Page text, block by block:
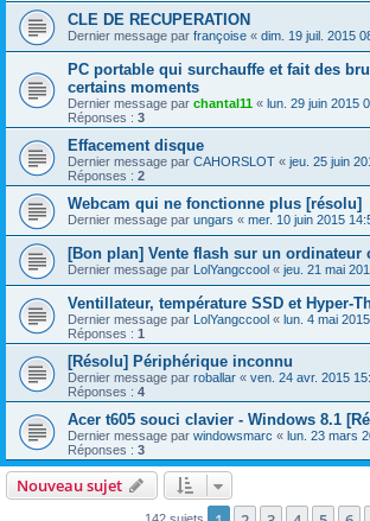
CLE DE RECUPERATION
Dernier message par françoise « dim. 19 juil. 2015
PC portable qui surchauffe et fait des
certains moments
Dernier message par chantal11 « lun. 29 juin 2015
Réponses : 3
Effacement disque
Dernier message par CAHORSLOT « jeu. 25 juin
Réponses : 2
Webcam qui ne fonctionne plus [résolu]
Dernier message par ungars « mer. 10 juin 2015
[Bon plan] Vente flash sur un ordinateur
Dernier message par LolYangccool « jeu. 21 mai
Ventillateur, température SSD et Hyper-
Dernier message par LolYangccool « lun. 4 mai
Réponses : 1
[Résolu] Périphérique inconnu
Dernier message par roballar « ven. 24 avr. 2015
Réponses : 4
Acer t605 souci clavier - Windows 8.1
Dernier message par windowsmarc « lun. 23 mars
Réponses : 3
Nouveau sujet